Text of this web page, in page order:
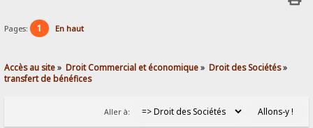
Pages: 1 En haut
Accès au site» Droit Commercial et économique» Droit des Sociétés»
transfert de bénéfices
Aller à: